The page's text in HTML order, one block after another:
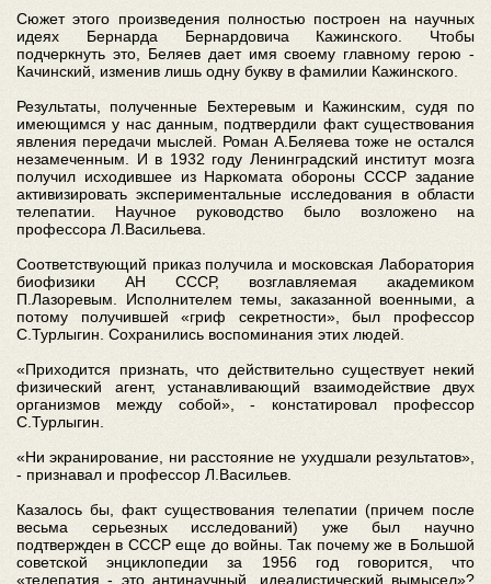
Сюжет этого произведения полностью построен на научных
идеях Бернарда Бернардовича Кажинского. Чтобы
подчеркнуть это, Беляев дает имя своему главному герою -
Качинский, изменив лишь одну букву в фамилии Кажинского.
Результаты, полученные Бехтеревым и Кажинским, судя по
имеющимся у нас данным, подтвердили факт существования
явления передачи мыслей. Роман А.Беляева тоже не остался
незамеченным. И в 1932 году Ленинградский институт мозга
получил исходившее из Наркомата обороны СССР задание
активизировать экспериментальные исследования в области
телепатии. Научное руководство было возложено на
профессора Л.Васильева.
Соответствующий приказ получила и московская Лаборатория
биофизики АН СССР, возглавляемая академиком
П.Лазоревым. Исполнителем темы, заказанной военными, а
потому получившей «гриф секретности», был профессор
С.Турлыгин. Сохранились воспоминания этих людей.
«Приходится признать, что действительно существует некий
физический агент, устанавливающий взаимодействие двух
организмов между собой», - констатировал профессор
С.Турлыгин.
«Ни экранирование, ни расстояние не ухудшали результатов»,
- признавал и профессор Л.Васильев.
Казалось бы, факт существования телепатии (причем после
весьма серьезных исследований) уже был научно
подтвержден в СССР еще до войны. Так почему же в Большой
советской энциклопедии за 1956 год говорится, что
«телепатия - это антинаучный, идеалистический вымысел»?